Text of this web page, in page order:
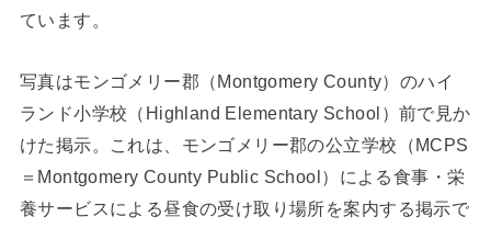
ています。
写真はモンゴメリー郡（Montgomery County）のハイ
ランド小学校（Highland Elementary School）前で見か
けた掲示。これは、モンゴメリー郡の公立学校（MCPS
＝Montgomery County Public School）による食事・栄
養サービスによる昼食の受け取り場所を案内する掲示で